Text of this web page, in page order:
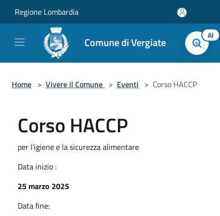
Regione Lombardia
Comune di Vergiate AI
Home > Vivere il Comune > Eventi > Corso HACCP
Corso HACCP
per l’igiene e la sicurezza alimentare
Data inizio :
25 marzo 2025
Data fine: